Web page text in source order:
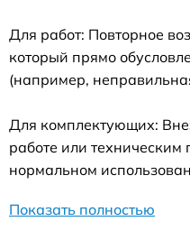
Для работ: Повторное
который прямо
(например,
Для комплектующих:
работе или
нормальном
Показать полностью